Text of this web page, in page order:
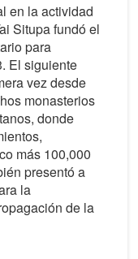
en la actividad
Situpa fundó el
para
El siguiente
vez desde
monasterios
donde
más 100,000
presentó a
la
de la